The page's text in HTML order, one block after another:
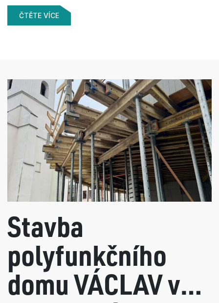
ČTĚTE VÍCE
Stavba
polyfunkčního
domu VÁCLAV v